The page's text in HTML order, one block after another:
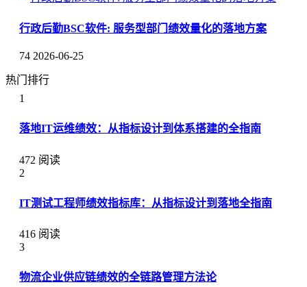
行政后勤BSC软件: 服务型部门绩效量化的落地方案
74 2026-06-25
热门排行
1
落地IT运维绩效：从指标设计到体系搭建的全指南
472 阅读
2
IT测试工程师绩效指标库：从指标设计到落地全指南
416 阅读
3
物流企业供应链绩效的全链路管理方法论